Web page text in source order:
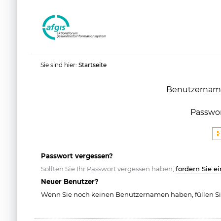
Benutzerspezifische
Sie sind hier: Startseite
Passwort vergessen?
Sollten Sie Ihr Passwort vergessen haben, fordern Sie
Neuer Benutzer?
Wenn Sie noch keinen Benutzernamen haben, füllen